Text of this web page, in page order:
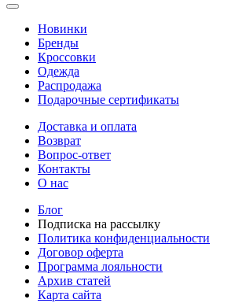
Новинки
Бренды
Кроссовки
Одежда
Распродажа
Подарочные сертификаты
Доставка и оплата
Возврат
Вопрос-ответ
Контакты
О нас
Блог
Подписка на рассылку
Политика конфиденциальности
Договор оферта
Программа лояльности
Архив статей
Карта сайта